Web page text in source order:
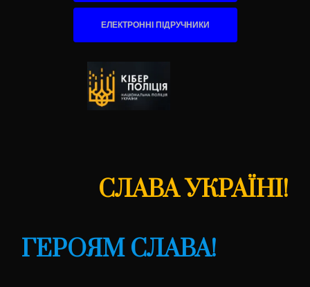
ЕЛЕКТРОННІ ПІДРУЧНИКИ
СЛАВА УКРАЇНІ!
ГЕРОЯМ СЛАВА!